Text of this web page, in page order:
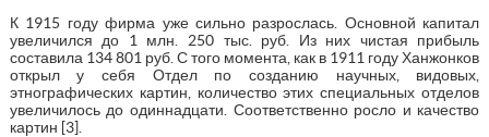
К 1915 году фирма уже сильно разрослась. Основной капитал
увеличился до 1 млн. 250 тыс. руб. Из них чистая прибыль
составила 134 801 руб. С того момента, как в 1911 году Ханжонков
открыл у себя Отдел по созданию научных, видовых,
этнографических картин, количество этих специальных отделов
увеличилось до одиннадцати. Соответственно росло и качество
картин [3].